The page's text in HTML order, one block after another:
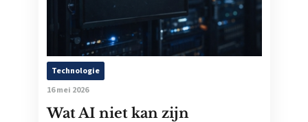
Technologie
16 mei 2026
Wat AI niet kan zijn